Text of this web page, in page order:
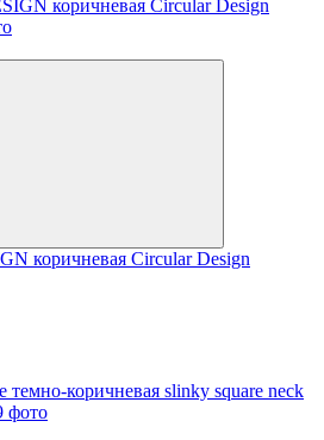
коричневая Circular Design